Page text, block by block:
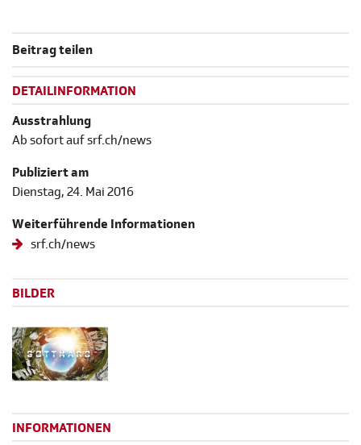
Beitrag teilen
DETAILINFORMATION
Ausstrahlung
Ab sofort auf srf.ch/news
Publiziert am
Dienstag, 24. Mai 2016
Weiterführende Informationen
srf.ch/news
BILDER
INFORMATIONEN